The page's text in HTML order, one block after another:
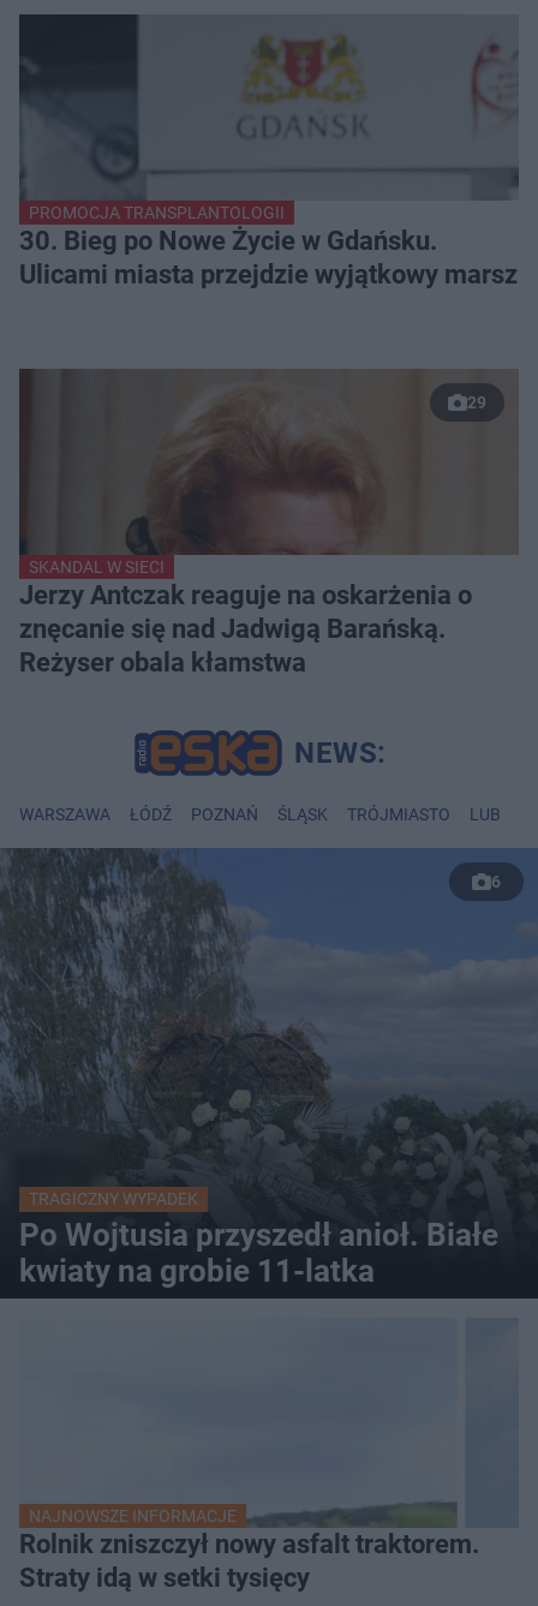
PROMOCJA TRANSPLANTOLOGII
30. Bieg po Nowe Życie w Gdańsku.
Ulicami miasta przejdzie wyjątkowy marsz
29
SKANDAL W SIECI
Jerzy Antczak reaguje na oskarżenia o
znęcanie się nad Jadwigą Barańską.
Reżyser obala kłamstwa
WARSZAWA ŁÓDŹ POZNAŃ ŚLĄSK TRÓJMIASTO LUBLIN
6
TRAGICZNY WYPADEK
Po Wojtusia przyszedł anioł. Białe
kwiaty na grobie 11-latka
NAJNOWSZE INFORMACJE
Rolnik zniszczył nowy asfalt traktorem.
Straty idą w setki tysięcy